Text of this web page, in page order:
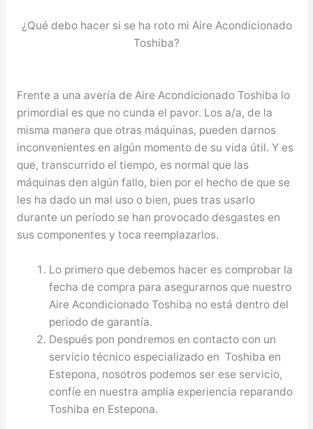
¿Qué debo hacer si se ha roto mi Aire Acondicionado
Toshiba?
Frente a una avería de Aire Acondicionado Toshiba lo
primordial es que no cunda el pavor. Los a/a, de la
misma manera que otras máquinas, pueden darnos
inconvenientes en algún momento de su vida útil. Y es
que, transcurrido el tiempo, es normal que las
máquinas den algún fallo, bien por el hecho de que se
les ha dado un mal uso o bien, pues tras usarlo
durante un período se han provocado desgastes en
sus componentes y toca reemplazarlos.
Lo primero que debemos hacer es comprobar la
fecha de compra para asegurarnos que nuestro
Aire Acondicionado Toshiba no está dentro del
periodo de garantía.
Después pon pondremos en contacto con un
servicio técnico especializado en Toshiba en
Estepona, nosotros podemos ser ese servicio,
confíe en nuestra amplia experiencia reparando
Toshiba en Estepona.